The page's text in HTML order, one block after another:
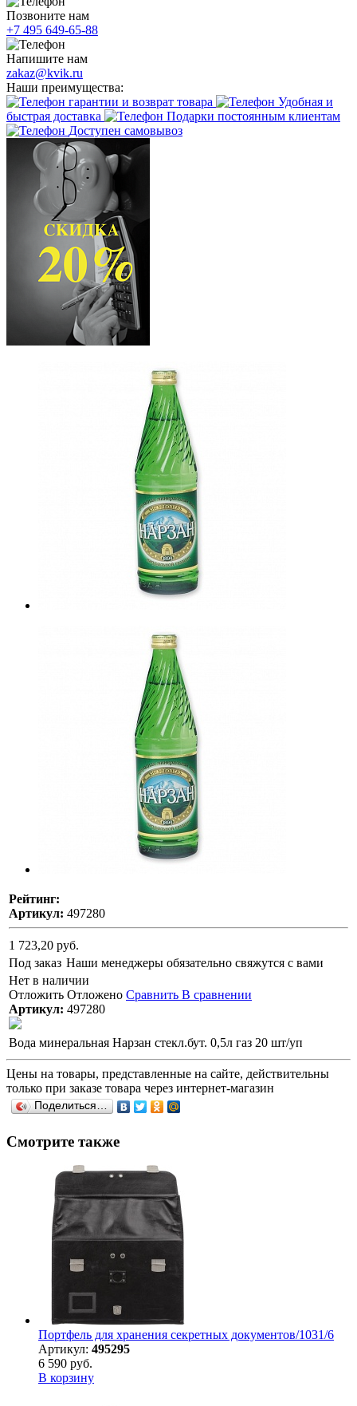
Позвоните нам
+7 495 649-65-88
Напишите нам
zakaz@kvik.ru
Наши преимущества:
гарантии и возврат товара
Удобная и
быстрая доставка
Подарки постоянным клиентам
Доступен самовывоз
Рейтинг:
Артикул: 497280
1 723,20 руб.
Под заказ Наши менеджеры обязательно свяжутся с вами
Нет в наличии
Отложить Отложено Сравнить В сравнении
Артикул: 497280
Вода минеральная Нарзан стекл.бут. 0,5л газ 20 шт/уп
Цены на товары, представленные на сайте, действительны
только при заказе товара через интернет-магазин
Поделиться…
Смотрите также
Портфель для хранения секретных документов/1031/6
Артикул: 495295
6 590 руб.
В корзину